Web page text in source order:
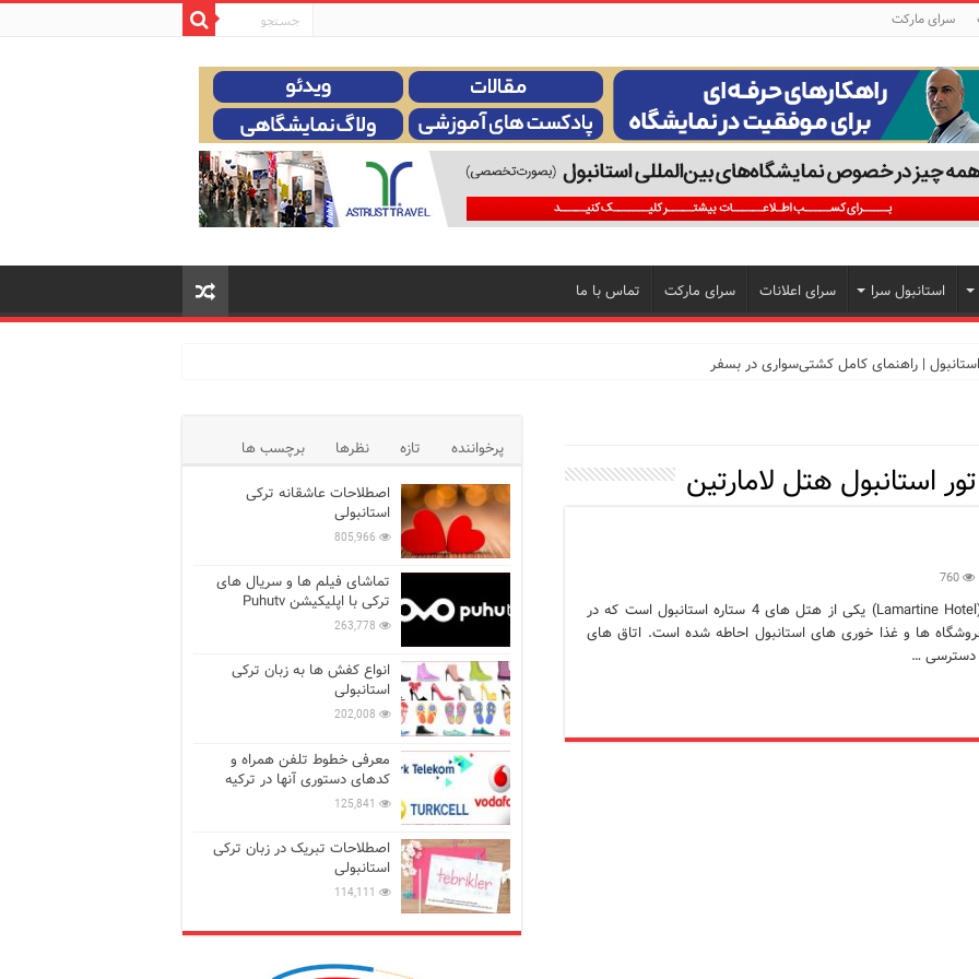
سرای مارکت
استانبول سرا سرای اعلانات سرای مارکت تماس با ما
ترکی استانبولی
سفری به دنیای قصه‌ها در بخش آسیایی استانبول
تور استانبول هتل لامارتین
760
هتل لامارتین استانبول هتل لامارتین استانبول (Lamartine Hotel) یکی از هتل های 4 ستاره استانبول است که در
ها و غذا خوری های استانبول احاطه شده است. اتاق های
پرخواننده تازه نظرها
برچسب ها
اصطلاحات عاشقانه ترکی
استانبولی
805,966
تماشای فیلم ها و سریال های
ترکی با اپلیکیشن Puhutv
263,778
انواع کفش ها به زبان ترکی
استانبولی
202,008
معرفی خطوط تلفن همراه و
کدهای دستوری آنها در ترکیه
125,841
اصطلاحات تبریک در زبان ترکی
استانبولی
114,111